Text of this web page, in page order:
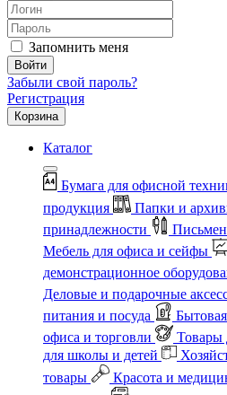
Запомнить меня
Войти
Забыли свой пароль?
Регистрация
Корзина
Каталог
Бумага для офисной
продукция
Папки и
принадлежности
Мебель для офиса и сейфы
демонстрационное
Деловые и подарочные
питания и посуда
офиса и торговли
Товары
для школы и детей
товары
Красота и